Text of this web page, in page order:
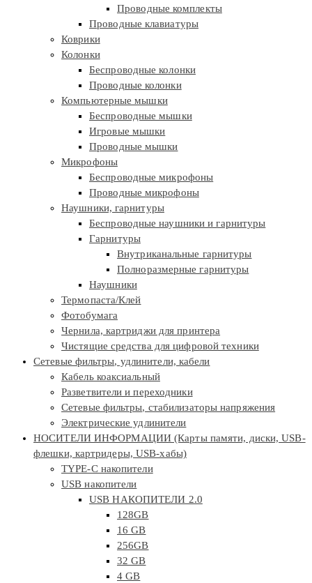
Проводные комплекты
Проводные клавиатуры
Коврики
Колонки
Беспроводные колонки
Проводные колонки
Компьютерные мышки
Беспроводные мышки
Игровые мышки
Проводные мышки
Микрофоны
Беспроводные микрофоны
Проводные микрофоны
Наушники, гарнитуры
Беспроводные наушники и гарнитуры
Гарнитуры
Внутриканальные гарнитуры
Полноразмерные гарнитуры
Наушники
Термопаста/Клей
Фотобумага
Чернила, картриджи для принтера
Чистящие средства для цифровой техники
Сетевые фильтры, удлинители, кабели
Кабель коаксиальный
Разветвители и переходники
Сетевые фильтры, стабилизаторы напряжения
Электрические удлинители
НОСИТЕЛИ ИНФОРМАЦИИ (Карты памяти, диски, USB-
флешки, картридеры, USB-хабы)
TYPE-C накопители
USB накопители
USB НАКОПИТЕЛИ 2.0
128GB
16 GB
256GB
32 GB
4 GB